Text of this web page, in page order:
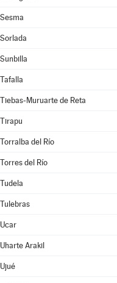
Sesma
Sorlada
Sunbilla
Tafalla
Tiebas-Muruarte de Reta
Tirapu
Torralba del Río
Torres del Río
Tudela
Tulebras
Ucar
Uharte Arakil
Ujué